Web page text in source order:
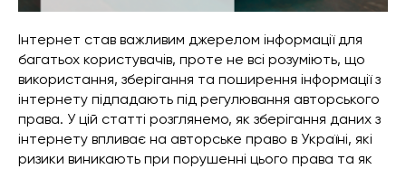
Інтернет став важливим джерелом інформації для
багатьох користувачів, проте не всі розуміють, що
використання, зберігання та поширення інформації з
інтернету підпадають під регулювання авторського
права. У цій статті розглянемо, як зберігання даних з
інтернету впливає на авторське право в Україні, які
ризики виникають при порушенні цього права та як